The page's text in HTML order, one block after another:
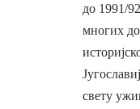
до 1991/
многих
свету